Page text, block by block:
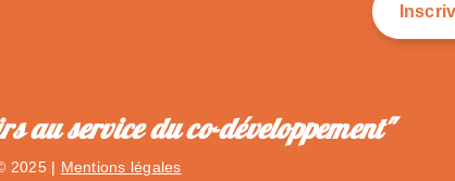
au service du co-développement"
2025 | Mentions légales